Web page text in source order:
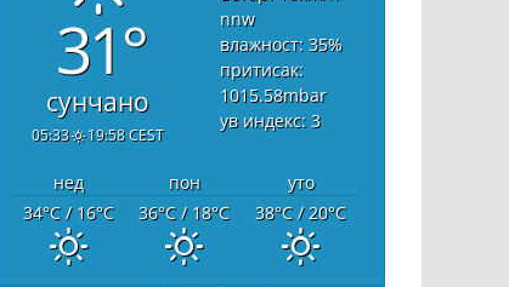
31°
сунчано
05:33 19:58 CEST
nnw
влажност: 35%
притисак:
1015.58mbar
ув индекс: 3
нед пон
уто
34°C/ 16°C 36°C/ 18°C 38°C/ 20°C